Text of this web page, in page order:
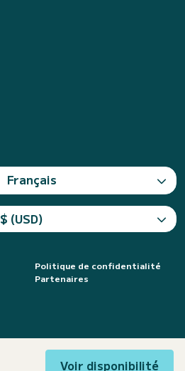
Voir disponibilité
Français
$ (USD)
Politique de confidentialité
Partenaires